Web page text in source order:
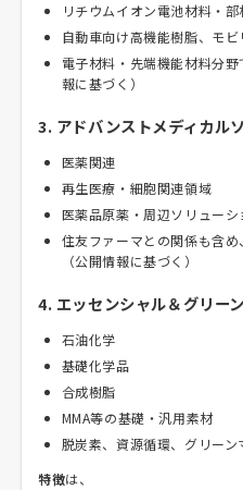
リチウムイオン電池材料・部
自動車向け高機能樹脂、モ
電子材料・先端機能材料分
報に基づく）
3. アドバンストメディカル
医薬関連
再生医療・細胞関連領域
医薬品原薬・周辺ソリューシ
住友ファーマとの関係も含
（公開情報に基づく）
4. エッセンシャル＆グリー
石油化学
基礎化学品
合成樹脂
MMA等の基礎・汎用素材
脱炭素、資源循環、グリー
特徴は、